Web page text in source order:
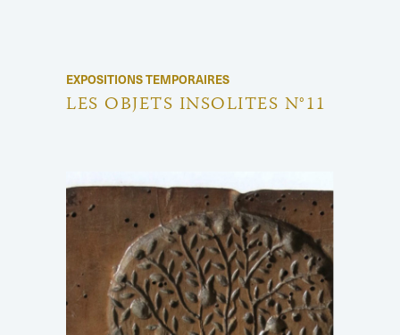
EXPOSITIONS TEMPORAIRES
LES OBJETS INSOLITES N°11